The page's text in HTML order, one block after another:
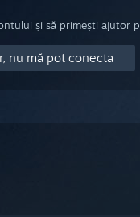
și să primești ajutor
nu mă pot conecta